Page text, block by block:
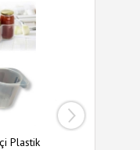
Plastik